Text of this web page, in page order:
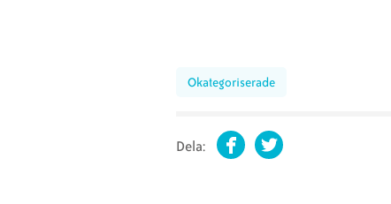
Okategoriserade
Dela: FacebookTwitter